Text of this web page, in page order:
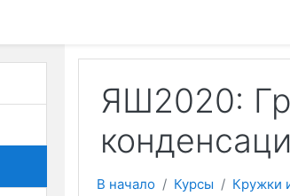
ЯШ2020:
В начало Курсы Кружки